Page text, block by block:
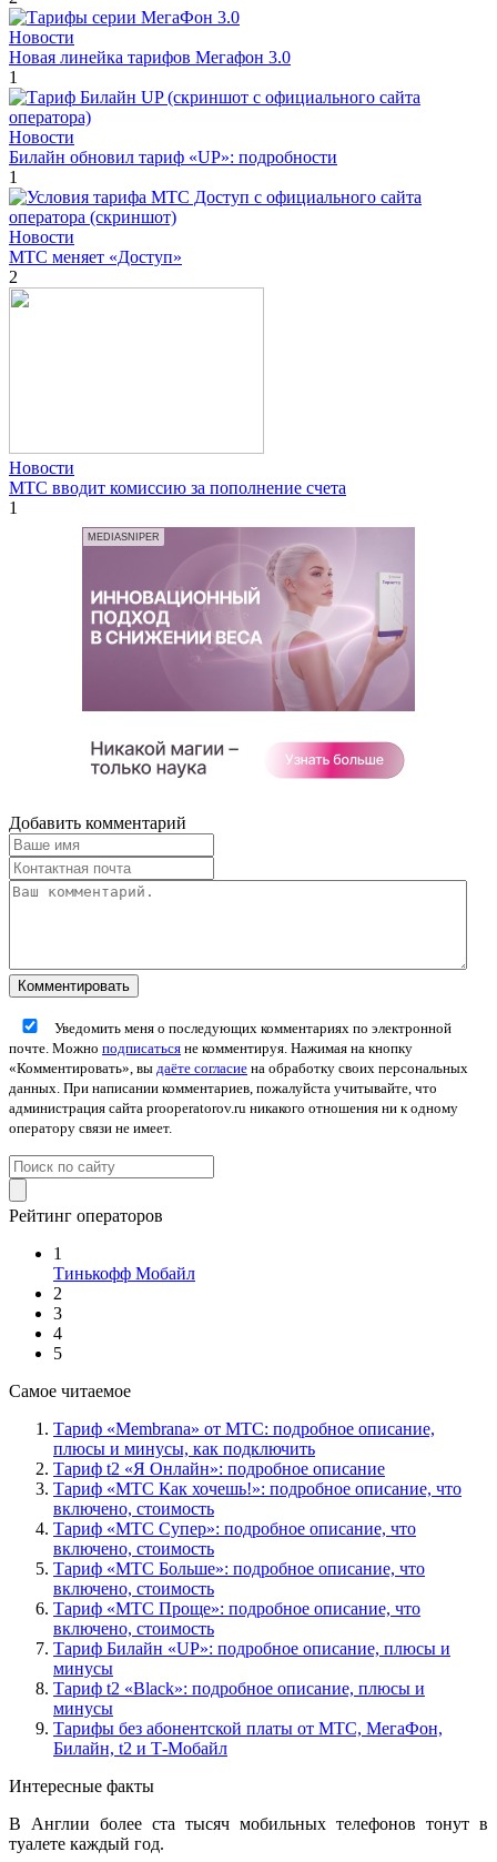
Новости
Новая линейка тарифов Мегафон 3.0
1
Новости
Билайн обновил тариф «UP»: подробности
1
Новости
МТС меняет «Доступ»
2
Новости
МТС вводит комиссию за пополнение счета
1
MEDIASNIPER
Добавить комментарий
Уведомить меня о последующих комментариях по электронной
почте. Можно подписаться не комментируя. Нажимая на кнопку
«Комментировать», вы даёте согласие на обработку своих персональных
данных. При написании комментариев, пожалуйста учитывайте, что
администрация сайта prooperatorov.ru никакого отношения ни к одному
оператору связи не имеет.
Рейтинг операторов
1
Тинькофф Мобайл
2
3
4
5
Самое читаемое
Тариф «Membrana» от МТС: подробное описание,
плюсы и минусы, как подключить
Тариф t2 «Я Онлайн»: подробное описание
Тариф «МТС Как хочешь!»: подробное описание, что
включено, стоимость
Тариф «МТС Супер»: подробное описание, что
включено, стоимость
Тариф «МТС Больше»: подробное описание, что
включено, стоимость
Тариф «МТС Проще»: подробное описание, что
включено, стоимость
Тариф Билайн «UP»: подробное описание, плюсы и
минусы
Тариф t2 «Black»: подробное описание, плюсы и
минусы
Тарифы без абонентской платы от МТС, МегаФон,
Билайн, t2 и Т-Мобайл
Интересные факты
В Англии более ста тысяч мобильных телефонов тонут в
туалете каждый год.